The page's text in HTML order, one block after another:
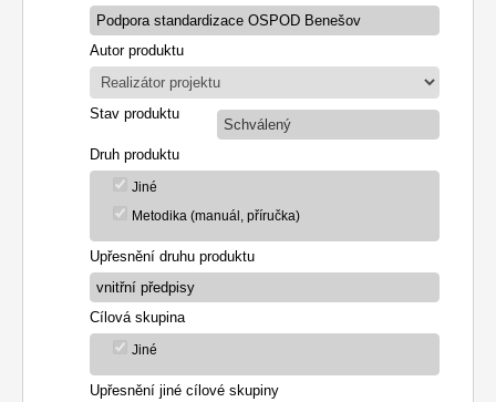
Autor produktu
Stav produktu
Schválený
Druh produktu
Jiné
Metodika (manuál, příručka)
Upřesnění druhu produktu
Cílová skupina
Jiné
Upřesnění jiné cílové skupiny